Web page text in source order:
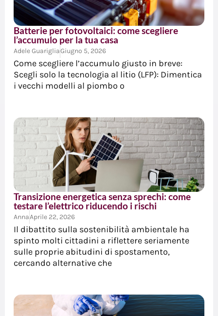
Batterie per fotovoltaici: come scegliere
l’accumulo per la tua casa
Adele GuarigliaGiugno 5, 2026
Come scegliere l’accumulo giusto in breve:
Scegli solo la tecnologia al litio (LFP): Dimentica
i vecchi modelli al piombo o
Transizione energetica senza sprechi: come
testare l’elettrico riducendo i rischi
AnnaAprile 22, 2026
Il dibattito sulla sostenibilità ambientale ha
spinto molti cittadini a riflettere seriamente
sulle proprie abitudini di spostamento,
cercando alternative che